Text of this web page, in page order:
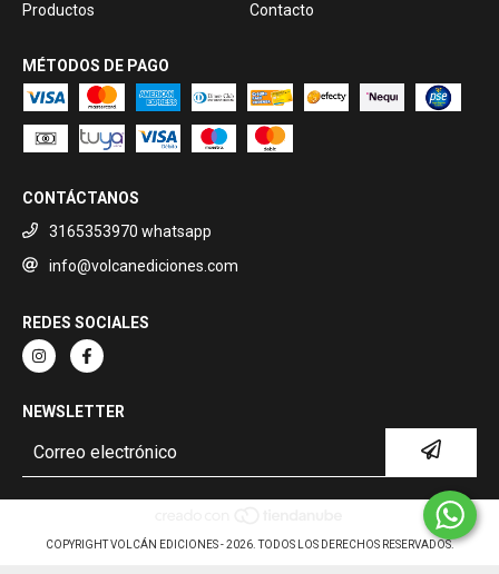
Productos Contacto
MÉTODOS DE PAGO
CONTÁCTANOS
3165353970 whatsapp
info@volcanediciones.com
REDES SOCIALES
NEWSLETTER
COPYRIGHT VOLCÁN EDICIONES - 2026. TODOS LOS DERECHOS RESERVADOS.